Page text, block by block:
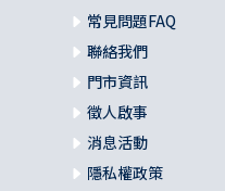
常見問題FAQ
聯絡我們
門市資訊
徵人啟事
消息活動
隱私權政策